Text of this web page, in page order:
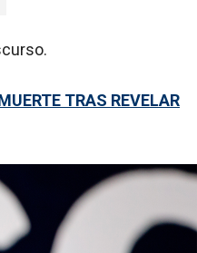
TRAS REVELAR